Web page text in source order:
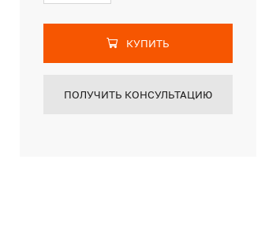
КУПИТЬ
ПОЛУЧИТЬ КОНСУЛЬТАЦИЮ